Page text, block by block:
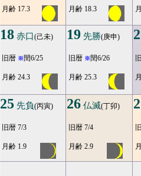
月齢 17.3 月齢 18.3
18 赤口(己未)
旧暦 ※閏6/25
月齢 24.3
19 先勝(庚申)
旧暦 ※閏6/26
月齢 25.3
25 先負(丙寅)
旧暦 7/3
月齢 1.9
26 仏滅(丁卯)
旧暦 7/4
月齢 2.9